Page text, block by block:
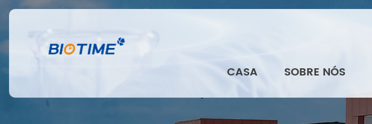
CASA SOBRE NÓS